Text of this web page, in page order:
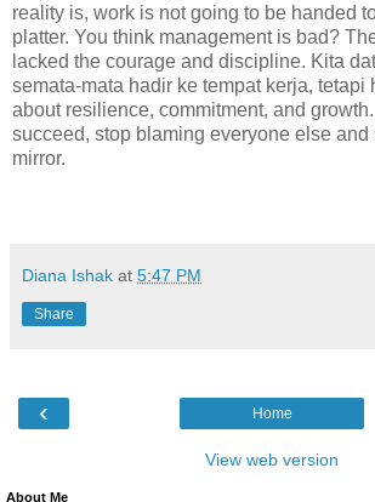
reality is, work is not going to be handed
platter. You think management is bad?
lacked the courage and discipline. Kita
semata-mata hadir ke tempat kerja, tetapi
about resilience, commitment, and
succeed, stop blaming everyone else and
mirror.
Diana Ishak at 5:47 PM
Share
‹ Home
View web version
About Me